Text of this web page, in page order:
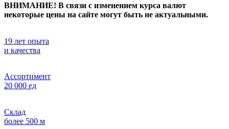
ВНИМАНИЕ! В связи с изменением курса валют
некоторые цены на сайте могут быть не актуальными.
19 лет опыта
и качества
Ассортимент
20 000 ед
Склад
более 500 м